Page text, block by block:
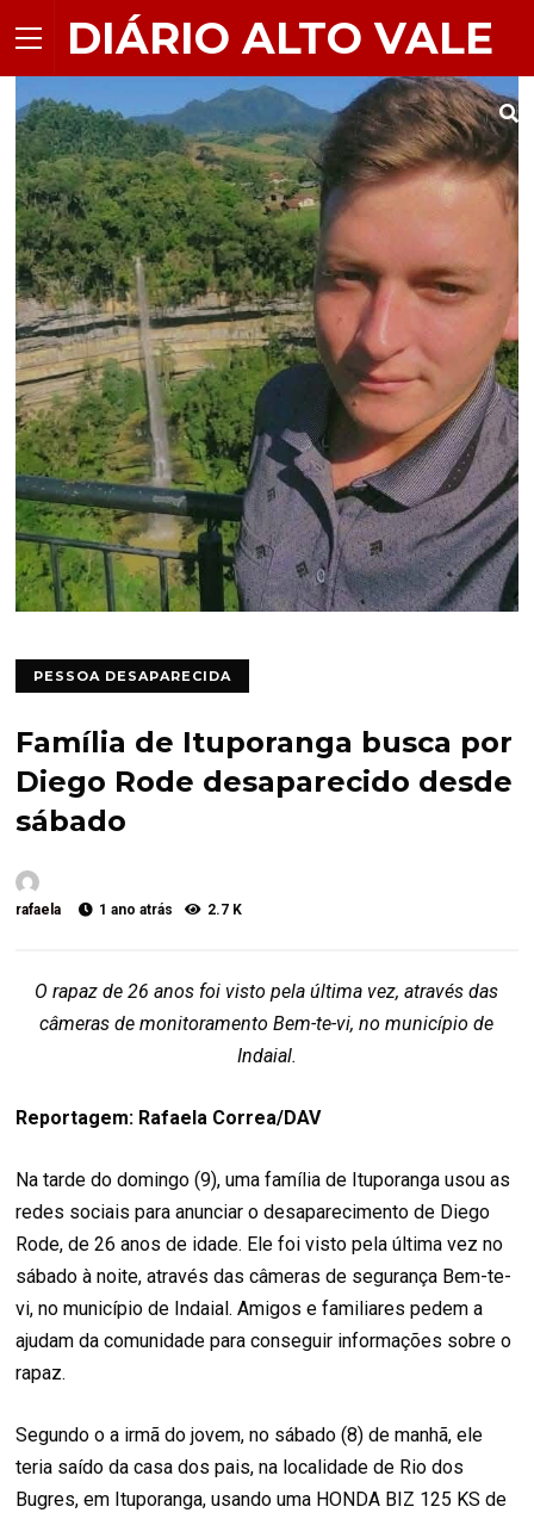
DIÁRIO ALTO VALE
PESSOA DESAPARECIDA
Família de Ituporanga busca por
Diego Rode desaparecido desde
sábado
rafaela 1 ano atrás 2.7 K
O rapaz de 26 anos foi visto pela última vez, através das
câmeras de monitoramento Bem-te-vi, no município de
Indaial.
Reportagem: Rafaela Correa/DAV
Na tarde do domingo (9), uma família de Ituporanga usou as
redes sociais para anunciar o desaparecimento de Diego
Rode, de 26 anos de idade. Ele foi visto pela última vez no
sábado à noite, através das câmeras de segurança Bem-te-
vi, no município de Indaial. Amigos e familiares pedem a
ajudam da comunidade para conseguir informações sobre o
rapaz.
Segundo o a irmã do jovem, no sábado (8) de manhã, ele
teria saído da casa dos pais, na localidade de Rio dos
Bugres, em Ituporanga, usando uma HONDA BIZ 125 KS de